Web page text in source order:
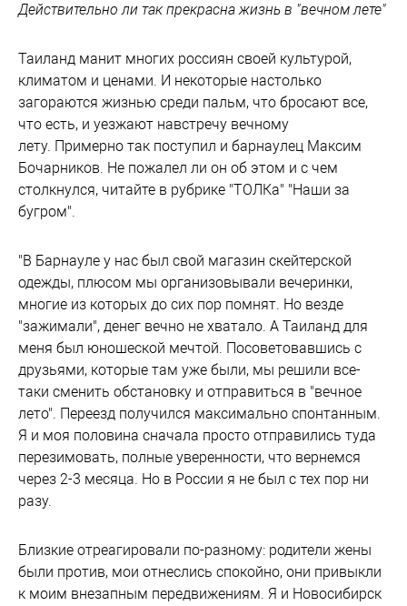
Действительно ли так прекрасна жизнь в "вечном лете"
Таиланд манит многих россиян своей культурой,
климатом и ценами. И некоторые настолько
загораются жизнью среди пальм, что бросают все,
что есть, и уезжают навстречу вечному
лету. Примерно так поступил и барнаулец Максим
Бочарников. Не пожалел ли он об этом и с чем
столкнулся, читайте в рубрике "ТОЛКа" "Наши за
бугром".
"В Барнауле у нас был свой магазин скейтерской
одежды, плюсом мы организовывали вечеринки,
многие из которых до сих пор помнят. Но везде
"зажимали", денег вечно не хватало. А Таиланд для
меня был юношеской мечтой. Посоветовавшись с
друзьями, которые там уже были, мы решили все-
таки сменить обстановку и отправиться в "вечное
лето". Переезд получился максимально спонтанным.
Я и моя половина сначала просто отправились туда
перезимовать, полные уверенности, что вернемся
через 2-3 месяца. Но в России я не был с тех пор ни
разу.
Близкие отреагировали по-разному: родители жены
были против, мои отнеслись спокойно, они привыкли
к моим внезапным передвижениям. Я и Новосибирск